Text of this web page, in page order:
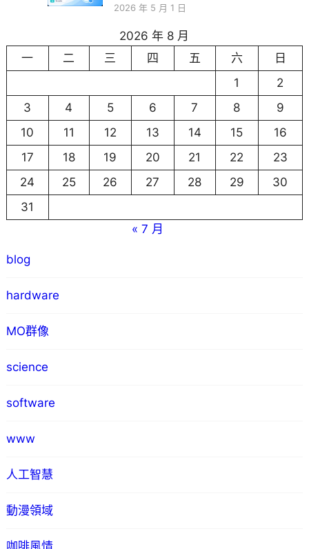
2026 年 5 月 1 日
2026 年 8 月
一
二 三 四 五 六
日
1
2
3
4 5 6 7 8
9
10
11 12 13 14 15
16
17
18 19 20 21 22
23
24
25 26 27 28 29
30
31
« 7 月
blog
hardware
MO群像
science
software
www
人工智慧
動漫領域